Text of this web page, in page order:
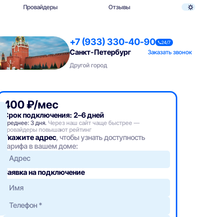
Провайдеры Отзывы
+7 (933) 330-40-90 24/7
Санкт-Петербург
Заказать звонок
Другой город
400 ₽/мес
Срок подключения: 2–6 дней
Среднее: 3 дня. Через наш сайт чаще быстрее —
провайдеры повышают рейтинг
Укажите адрес, чтобы узнать доступность
тарифа в вашем доме:
Адрес
Заявка на подключение